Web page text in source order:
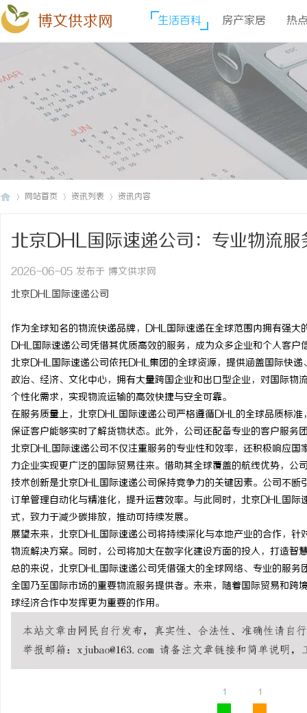
博文供求网 生活百科 房产家居 热
网站首页 资讯列表 资讯内容
北京DHL国际速递公司：专业物流
2026-06-05 发布于 博文供求网
北京DHL国际速递公司
作为全球知名的物流快递品牌，DHL国际速递在全球范围内拥有强
DHL国际速递公司凭借其优质高效的服务，成为众多企业和个人客户
北京DHL国际速递公司依托DHL集团的全球资源，提供涵盖国际快
政治、经济、文化中心，拥有大量跨国企业和出口型企业，对国际
个性化需求，实现物流运输的高效快捷与安全可靠。
在服务质量上，北京DHL国际速递公司严格遵循DHL的全球品质标
保证客户能够实时了解货物状态。此外，公司还配备专业的客户服务
北京DHL国际速递公司不仅注重服务的专业性和效率，还积极响应
力企业实现更广泛的国际贸易往来。借助其全球覆盖的航线优势，
技术创新是北京DHL国际速递公司保持竞争力的关键因素。公司不
订单管理自动化与精准化，提升运营效率。与此同时，北京DHL国
式，致力于减少碳排放，推动可持续发展。
展望未来，北京DHL国际速递公司将持续深化与本地产业的合作，
物流解决方案。同时，公司将加大在数字化建设方面的投入，打造智
总的来说，北京DHL国际速递公司凭借强大的全球网络、专业的服
全国乃至国际市场的重要物流服务提供者。未来，随着国际贸易和
球经济合作中发挥更为重要的作用。
1 1
武汉配眼镜 上海配眼镜